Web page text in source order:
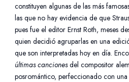
constituyen algunas de las más
las que no hay evidencia de que
pues fue el editor Ernst Roth, meses
quien decidió agruparlas en una
que son interpretadas hoy en día.
últimas cancionesdel compositor
posromántico, perfeccionado con